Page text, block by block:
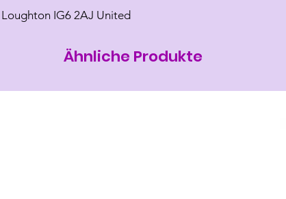
IG6 2AJ United
Ähnliche Produkte